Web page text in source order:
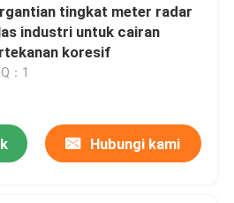
tingkat meter radar
industri untuk cairan
koresif
：1
Hubungi kami